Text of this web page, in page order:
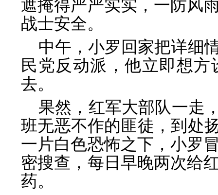
遮掩得严严实实，一防风
战士安全。
中午，小罗回家把详细
民党反动派，他立即想
去。
果然，红军大部队一走
班无恶不作的匪徒，到处
一片白色恐怖之下，小罗
密搜查，每日早晚两次给
药。